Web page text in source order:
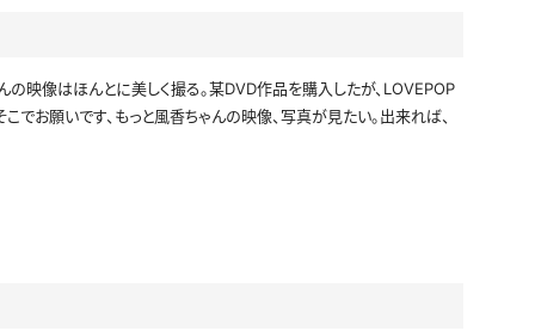
映像はほんとに美しく撮る。某DVD作品を購入したが、LOVEPOP
でお願いです、もっと風香ちゃんの映像、写真が見たい。出来れば、